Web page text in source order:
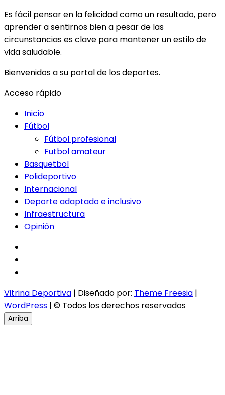
Es fácil pensar en la felicidad como un resultado, pero
aprender a sentirnos bien a pesar de las
circunstancias es clave para mantener un estilo de
vida saludable.
Bienvenidos a su portal de los deportes.
Acceso rápido
Inicio
Fútbol
Fútbol profesional
Futbol amateur
Basquetbol
Polideportivo
Internacional
Deporte adaptado e inclusivo
Infraestructura
Opinión
Vitrina Deportiva | Diseñado por: Theme Freesia |
WordPress | © Todos los derechos reservados
Arriba